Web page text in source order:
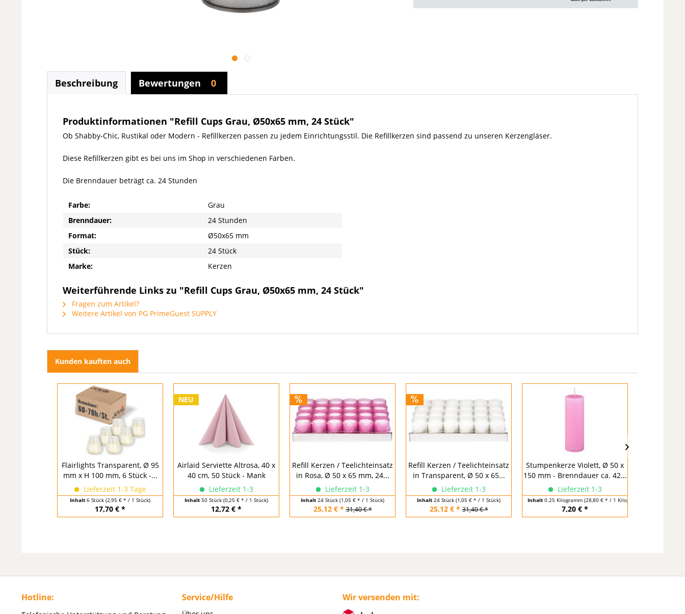
Beschreibung Bewertungen 0
Produktinformationen "Refill Cups Grau, Ø50x65 mm, 24 Stück"
Ob Shabby-Chic, Rustikal oder Modern - Refillkerzen passen zu jedem Einrichtungsstil. Die Refillkerzen sind passend zu unseren Kerzengläser.
Diese Refillkerzen gibt es bei uns im Shop in verschiedenen Farben.
Die Brenndauer beträgt ca. 24 Stunden
Farbe:
Grau
Brenndauer:
24 Stunden
Format:
Ø50x65 mm
Stück:
24 Stück
Marke:
Kerzen
Weiterführende Links zu "Refill Cups Grau, Ø50x65 mm, 24 Stück"
Fragen zum Artikel?
Weitere Artikel von PG PrimeGuest SUPPLY
Kunden kauften auch
Flairlights Transparent, Ø 95
mm x H 100 mm, 6 Stück -...
Lieferzeit 1-3 Tage
Inhalt 6 Stück (2,95 € * / 1 Stück)
17,70 € *
NEU
Airlaid Serviette Altrosa, 40 x
40 cm, 50 Stück - Mank
Lieferzeit 1-3
Inhalt 50 Stück (0,25 € * / 1 Stück)
12,72 € *
Refill Kerzen / Teelichteinsatz
in Rosa, Ø 50 x 65 mm, 24...
Lieferzeit 1-3
Inhalt 24 Stück (1,05 € * / 1 Stück)
25,12 € * 31,40 € *
Refill Kerzen / Teelichteinsatz
in Transparent, Ø 50 x 65...
Lieferzeit 1-3
Inhalt 24 Stück (1,05 € * / 1 Stück)
25,12 € * 31,40 € *
Stumpenkerze Violett, Ø 50 x
150 mm - Brenndauer ca. 42...
Lieferzeit 1-3
Inhalt 0.25 Kilogramm (28,80 € * / 1 Kilogramm)
7,20 € *
Hotline: Service/Hilfe Wir versenden mit: